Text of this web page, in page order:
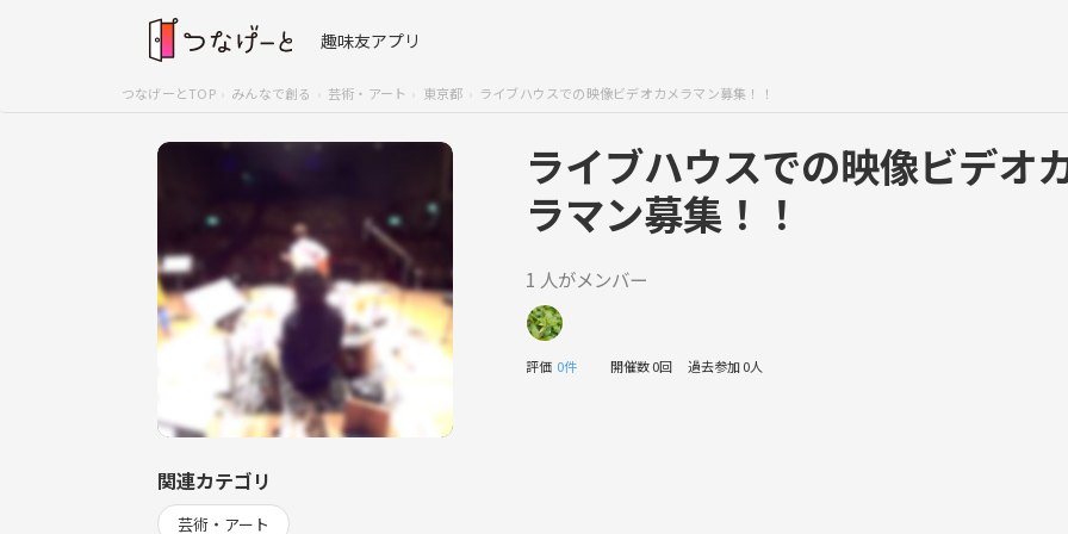
趣味友アプリ
つなげーとTOP みんなで創る 芸術・アート 東京都 ライブハウスでの映像ビデオカメラマン募集！！
ライブハウスでの映像ビデオ
ラマン募集！！
1 人がメンバー
評価 0件 開催数 0回 過去参加 0人
関連カテゴリ
芸術・アート